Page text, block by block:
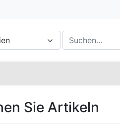
Sie Artikeln